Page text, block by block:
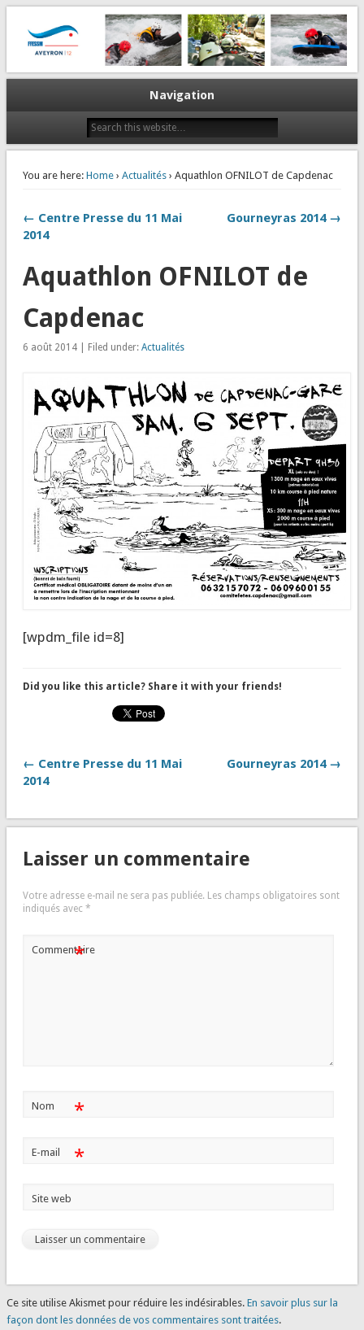
CODEP 12
La plongée en Aveyron…
Navigation
You are here: Home› Actualités› Aquathlon OFNILOT de Capdenac
← Centre Presse du 11 Mai
2014
Gourneyras 2014 →
Aquathlon OFNILOT de
Capdenac
6 août 2014 | Filed under: Actualités
[wpdm_file id=8]
Did you like this article? Share it with your friends!
← Centre Presse du 11 Mai
2014
Gourneyras 2014 →
Laisser un commentaire
Votre adresse e-mail ne sera pas publiée. Les champs obligatoires sont
indiqués avec *
Commentaire
*
Nom *
E-mail *
Site web
Ce site utilise Akismet pour réduire les indésirables. En savoir plus sur la
façon dont les données de vos commentaires sont traitées.